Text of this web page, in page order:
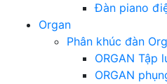
Đàn piano
Organ
Phân khúc đàn
ORGAN Tập
ORGAN